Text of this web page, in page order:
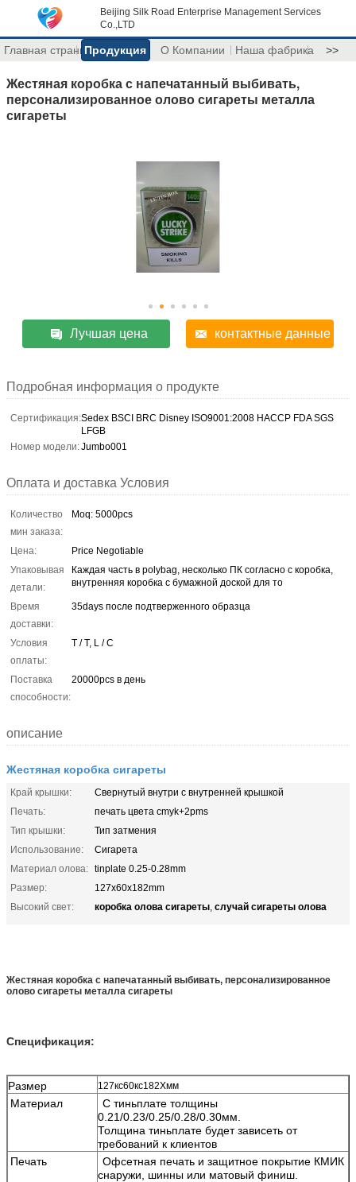
Beijing Silk Road Enterprise Management Services
Co.,LTD
Главная страницаПродукция О Компании Наша фабрика >>
Жестяная коробка с напечатанный выбивать,
персонализированное олово сигареты металла
сигареты
Лучшая цена контактные данные
Подробная информация о продукте
Сертификация:Sedex BSCI BRC Disney ISO9001:2008 HACCP FDA SGS
LFGB
Номер модели:Jumbo001
Оплата и доставка Условия
Количество
мин заказа:
Moq: 5000pcs
Цена:
Price Negotiable
Упаковывая
детали:
Каждая часть в polybag, несколько ПК согласно с коробка,
внутренняя коробка с бумажной доской для то
Время
доставки:
35days после подтверженного образца
Условия
оплаты:
T / T, L / C
Поставка
способности:
20000pcs в день
описание
Жестяная коробка сигареты
Край крышки:
Свернутый внутри с внутренней крышкой
Печать:
печать цвета cmyk+2pms
Тип крышки:
Тип затмения
Использование:
Сигарета
Материал олова: tinplate 0.25-0.28mm
Размер:
127x60x182mm
Высокий свет:
коробка олова сигареты, случай сигареты олова
Жестяная коробка с напечатанный выбивать, персонализированное
олово сигареты металла сигареты
Спецификация:
Размер 127кс60кс182Хмм
Материал
С тиньплате толщины
0.21/0.23/0.25/0.28/0.30мм.
Толщина тиньплате будет зависеть от
требований к клиентов
Печать
Офсетная печать и защитное покрытие КМИК
снаружи, шинны или матовый финиш.